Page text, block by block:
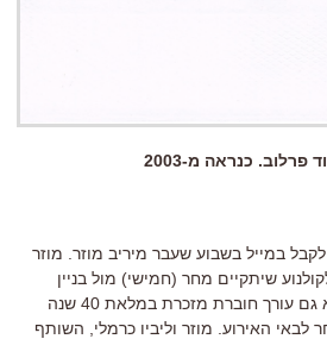
פרלוב. כנראה מ-2003
במייל בשבוע שעבר מיריב מוזר. מוזר
שיתקיים מחר (חמישי) מול בניין
מקסיקו באוניברסיטה, והוא גם עורך חוברת מזכרת במלאת 40 שנה
האירוע. מוזר וליביו כרמלי, השותף